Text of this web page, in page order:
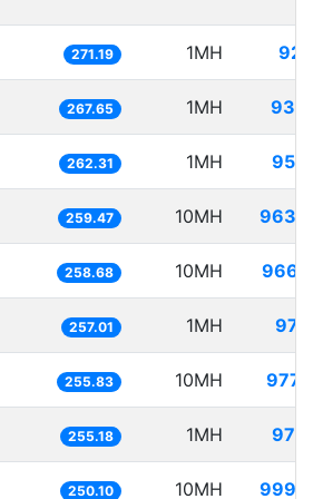
271.19 1MH
267.65 1MH
262.31 1MH
259.47 10MH
258.68 10MH
257.01 1MH
255.83 10MH
255.18 1MH
250.10 10MH